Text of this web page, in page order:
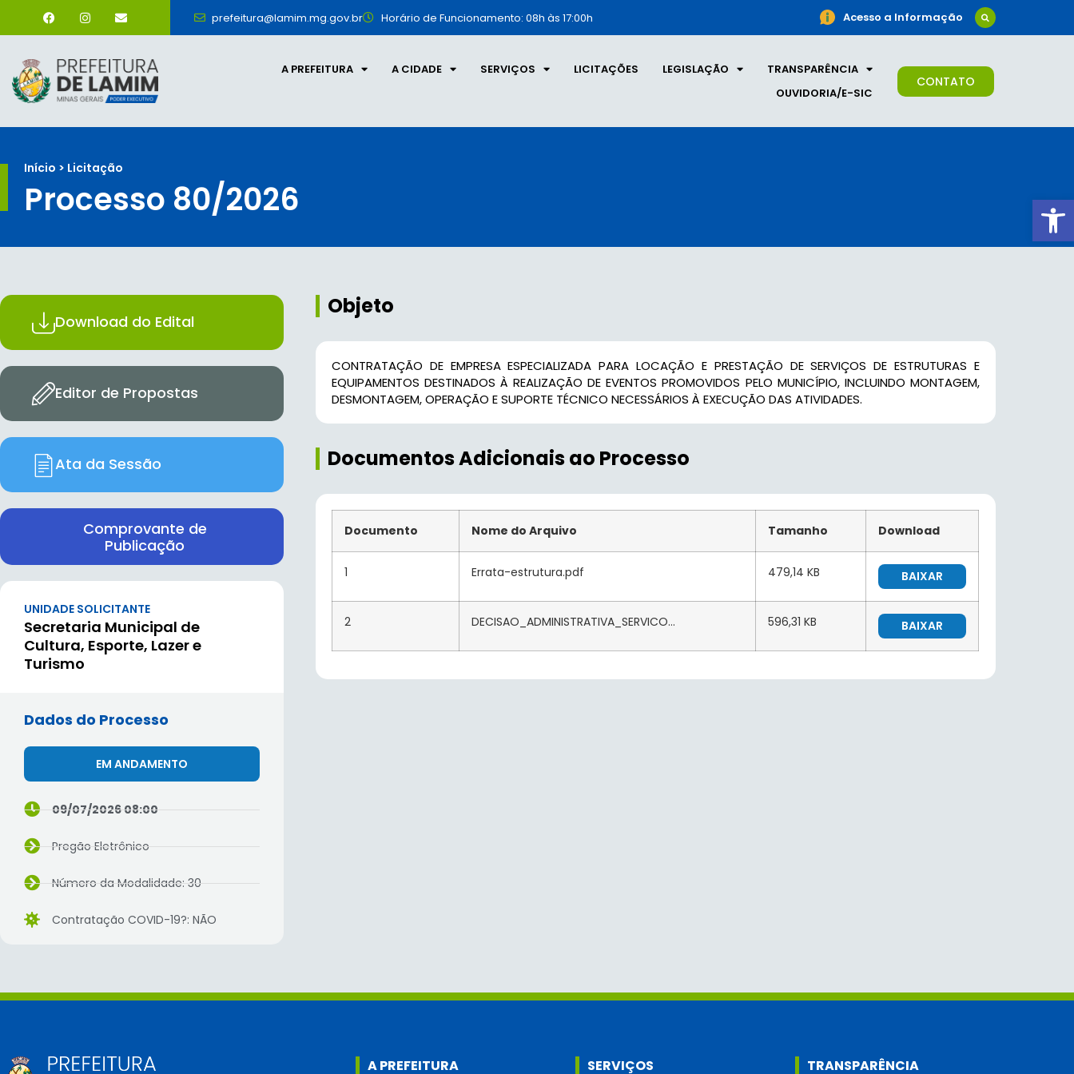
prefeitura@lamim.mg.gov.br Horário de Funcionamento: 08h às 17:00h Acesso a Informação
A PREFEITURA A CIDADE SERVIÇOS LICITAÇÕES LEGISLAÇÃO
TRANSPARÊNCIA
OUVIDORIA/E-SIC
CONTATO
Início > Licitação
Processo 80/2026
Download do Edital
Editor de Propostas
Ata da Sessão
Comprovante de
Publicação
UNIDADE SOLICITANTE
Secretaria Municipal de
Cultura, Esporte, Lazer e
Turismo
Dados do Processo
EM ANDAMENTO
09/07/2026 08:00
Pregão Eletrônico
Número da Modalidade: 30
Contratação COVID-19?: NÃO
Objeto
CONTRATAÇÃO DE EMPRESA ESPECIALIZADA PARA LOCAÇÃO E PRESTAÇÃO DE SERVIÇOS DE ESTRUTURAS E
EQUIPAMENTOS DESTINADOS À REALIZAÇÃO DE EVENTOS PROMOVIDOS PELO MUNICÍPIO, INCLUINDO MONTAGEM,
DESMONTAGEM, OPERAÇÃO E SUPORTE TÉCNICO NECESSÁRIOS À EXECUÇÃO DAS ATIVIDADES.
Documentos Adicionais ao Processo
Documento Nome do Arquivo Tamanho Download
1 Errata-estrutura.pdf 479,14 KB BAIXAR
2 DECISAO_ADMINISTRATIVA_SERVICO... 596,31 KB BAIXAR
A PREFEITURA SERVIÇOS TRANSPARÊNCIA